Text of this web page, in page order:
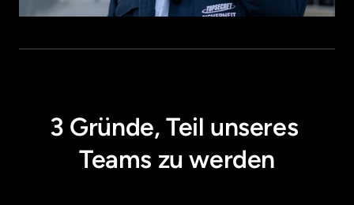
3 Gründe, Teil unseres
Teams zu werden